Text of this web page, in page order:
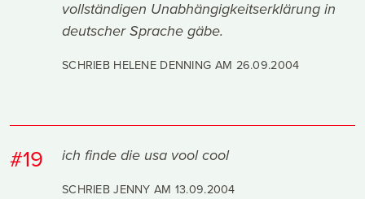
vollständigen Unabhängigkeitserklärung in
deutscher Sprache gäbe.
SCHRIEB HELENE DENNING AM 26.09.2004
#19 ich finde die usa vool cool
SCHRIEB JENNY AM 13.09.2004